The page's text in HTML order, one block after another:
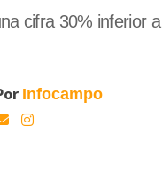
cifra 30% inferior
Infocampo